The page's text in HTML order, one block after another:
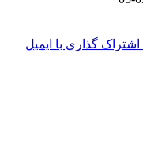
اشتراک گذاری با ایمیل